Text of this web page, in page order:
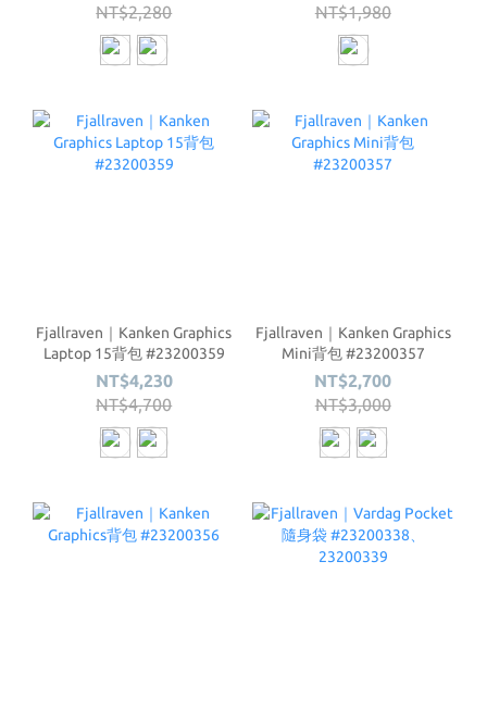
NT$2,280
NT$1,980
Fjallraven｜Kanken Graphics
Laptop 15背包 #23200359
NT$4,230
NT$4,700
Fjallraven｜Kanken Graphics
Mini背包 #23200357
NT$2,700
NT$3,000